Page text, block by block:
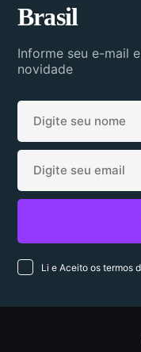
Brasil
Informe seu e-mail
novidade
Li e Aceito os termos